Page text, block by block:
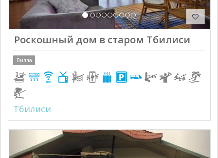
Роскошный дом в старом Тбилиси
Вилла
Тбилиси
Previous